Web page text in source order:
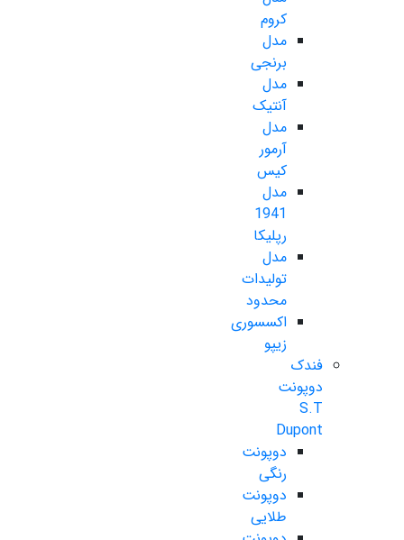
کروم
مدل
برنجی
مدل
آنتیک
مدل
آرمور
کیس
مدل
1941
رپلیکا
مدل
تولیدات
محدود
اکسسوری
زیپو
فندک
دوپونت
S.T
Dupont
دوپونت
رنگی
دوپونت
طلایی